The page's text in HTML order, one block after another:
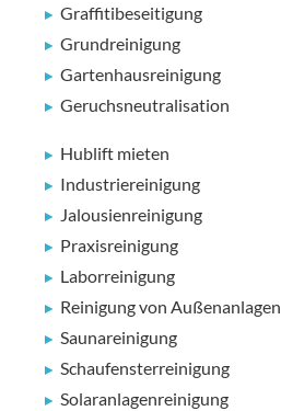
Graffitibeseitigung
Grundreinigung
Gartenhausreinigung
Geruchsneutralisation
Hublift mieten
Industriereinigung
Jalousienreinigung
Praxisreinigung
Laborreinigung
Reinigung von Außenanlagen
Saunareinigung
Schaufensterreinigung
Solaranlagenreinigung